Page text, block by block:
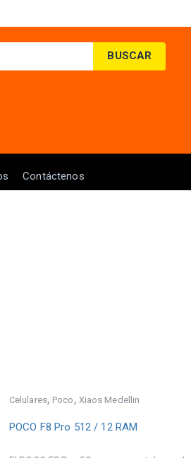
BUSCAR
Contáctenos
Celulares, Poco , Xiaos Medellin
POCO F8 Pro 512 / 12 RAM